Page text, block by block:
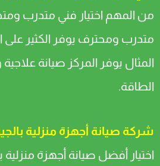
من المهم اختيار فني متدرب
متدرب ومحترف يوفر الكثير على
المثال يوفر المركز صيانة
الطاقة.
شركة صيانة أجهزة منزلية
اختيار أفضل صيانة أجهزة